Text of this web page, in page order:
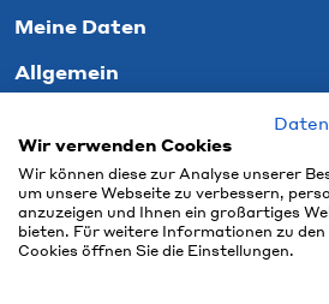
Meine Daten
Allgemein
Wir verwenden Cookies
Wir können diese zur Analyse unserer
um unsere Webseite zu verbessern,
anzuzeigen und Ihnen ein großartiges
bieten. Für weitere Informationen zu den
Cookies öffnen Sie die Einstellungen.